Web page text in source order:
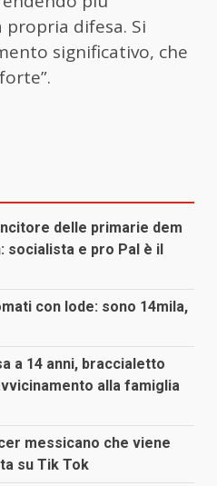
difesa. Si
significativo, che
delle primarie dem
socialista e pro Pal è il
con lode: sono 14mila,
a 14 anni, braccialetto
alla famiglia
messicano che viene
su Tik Tok